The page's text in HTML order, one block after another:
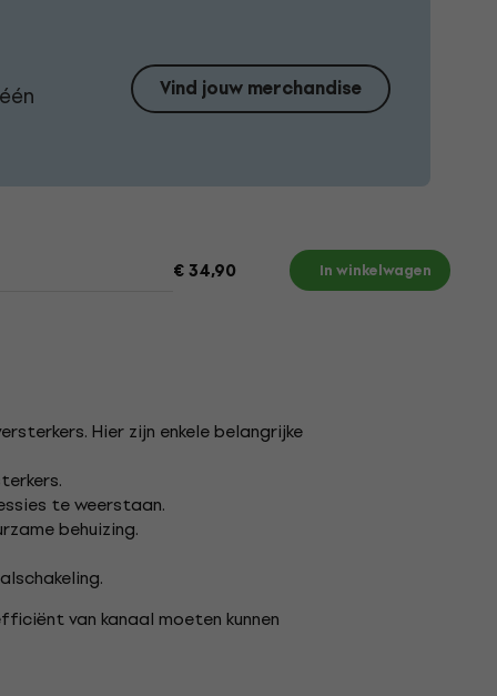
Vind jouw merchandise
€ 34,90 In winkelwagen
Hier zijn enkele belangrijke
te weerstaan.
behuizing.
van kanaal moeten kunnen